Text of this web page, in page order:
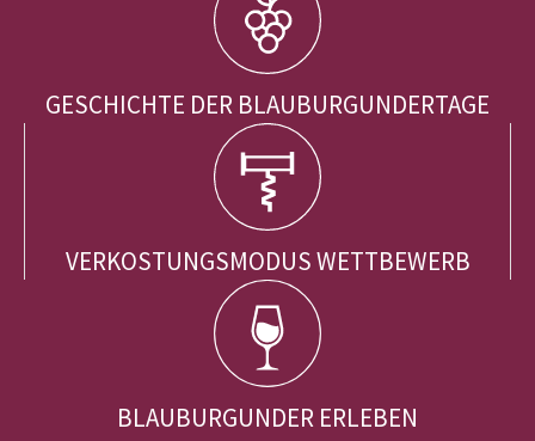
GESCHICHTE DER BLAUBURGUNDERTAGE
VERKOSTUNGSMODUS WETTBEWERB
BLAUBURGUNDER ERLEBEN